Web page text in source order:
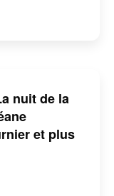
nuit de la
et plus